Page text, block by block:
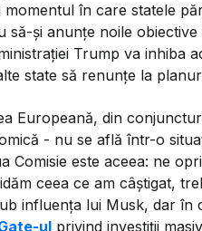
momentul în care statele
să-și anunțe noile
Trump va inhiba
state să renunțe la
Europeană, din
- nu se află într-o
Comisie este aceea: ne
ceea ce am câștigat,
influența lui Musk, dar
ul privind investiții